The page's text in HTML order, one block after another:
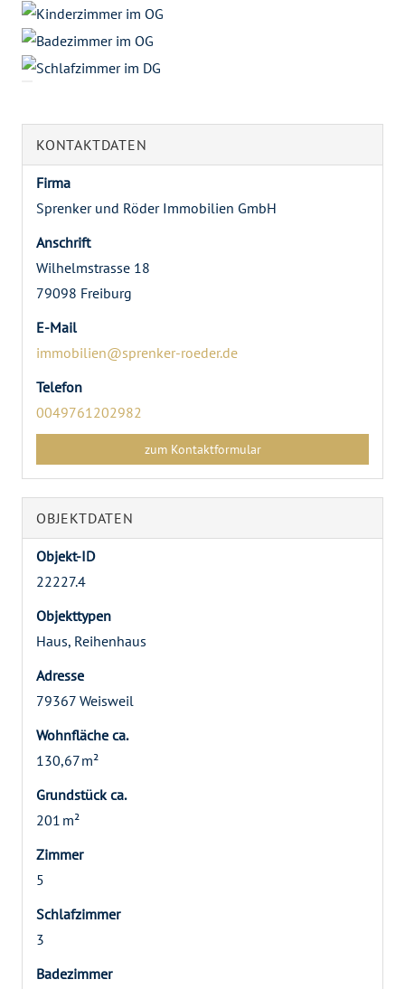
KONTAKTDATEN
Firma
Sprenker und Röder Immobilien GmbH
Anschrift
Wilhelmstrasse 18
79098 Freiburg
E-Mail
immobilien@sprenker-roeder.de
Telefon
0049761202982
zum Kontaktformular
OBJEKTDATEN
Objekt-ID
22227.4
Objekttypen
Haus, Reihenhaus
Adresse
79367 Weisweil
Wohnfläche ca.
130,67 m²
Grund­stück ca.
201 m²
Zimmer
5
Schlafzimmer
3
Badezimmer